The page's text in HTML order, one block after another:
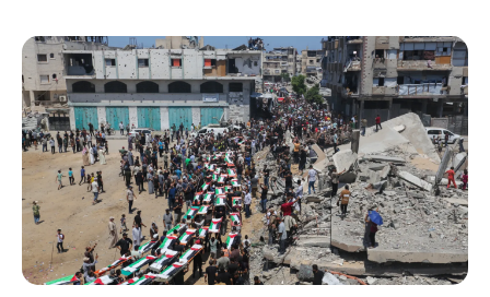
Gaza realiza funeral coletivo de 112 pessoas assassinadas por